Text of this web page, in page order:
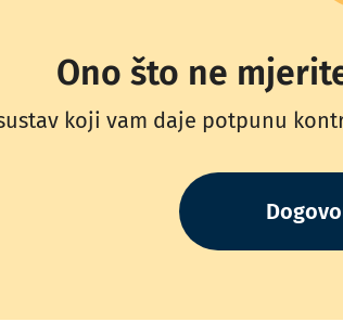
Ono što ne
koji vam daje potpunu